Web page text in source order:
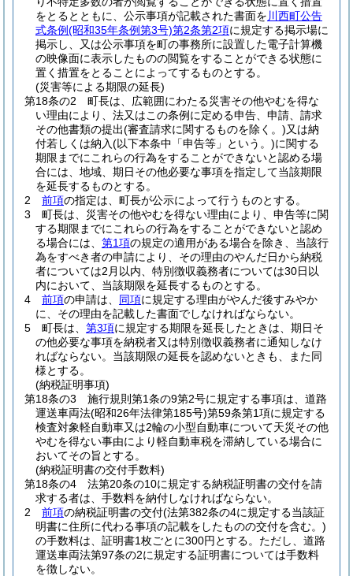
をとるとともに、公示事項が記載された書面を 川西町公告
式条例(昭和35年条例第3号)第2条第2項に規定する掲示場に
掲示し、又は公示事項を町の事務所に設置した電子計算機
の映像面に表示したものの閲覧をすることができる状態に
置く措置をとることによってするものとする。
(災害等による期限の延長)
第18条の2
町長は、広範囲にわたる災害その他やむを得な
い理由により、法又はこの条例に定める申告、申請、請求
その他書類の提出(審査請求に関するものを除く。)又は納
付若しくは納入(以下本条中「申告等」という。)に関する
期限までにこれらの行為をすることができないと認める場
合には、地域、期日その他必要な事項を指定して当該期限
を延長するものとする。
2
前項の指定は、町長が公示によって行うものとする。
3
町長は、災害その他やむを得ない理由により、申告等に関
する期限までにこれらの行為をすることができないと認め
る場合には、 第1項の規定の適用がある場合を除き、当該行
為をすべき者の申請により、その理由のやんだ日から納税
者については2月以内、特別徴収義務者については30日以
内において、当該期限を延長するものとする。
4
前項の申請は、 同項に規定する理由がやんだ後すみやか
に、その理由を記載した書面でしなければならない。
5
町長は、 第3項に規定する期限を延長したときは、期日そ
の他必要な事項を納税者又は特別徴収義務者に通知しなけ
ればならない。 当該期限の延長を認めないときも、また同
様とする。
(納税証明事項)
第18条の3
施行規則第1条の9第2号に規定する事項は、道路
運送車両法(昭和26年法律第185号)第59条第1項に規定する
検査対象軽自動車又は2輪の小型自動車について天災その他
やむを得ない事由により軽自動車税を滞納している場合に
おいてその旨とする。
(納税証明書の交付手数料)
第18条の4
法第20条の10に規定する納税証明書の交付を請
求する者は、手数料を納付しなければならない。
2
前項の納税証明書の交付(法第382条の4に規定する当該証
明書に住所に代わる事項の記載をしたものの交付を含む。)
の手数料は、証明書1枚ごとに300円とする。 ただし、道路
運送車両法第97条の2に規定する証明書については手数料
を徴しない。